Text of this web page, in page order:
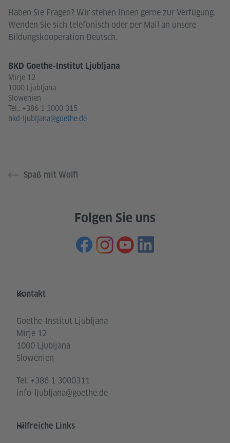
Haben Sie Fragen? Wir stehen Ihnen gerne zur Verfügung.
Wenden Sie sich telefonisch oder per Mail an unsere
Bildungskooperation Deutsch.
BKD Goethe-Institut Ljubljana
Mirje 12
1000 Ljubljana
Slowenien
Tel.: +386 1 3000 315
bkd-ljubljana@goethe.de
Spaß mit Wolfi
Folgen Sie uns
Service- und Informationsbereich
Kontakt
Goethe-Institut Ljubljana
Mirje 12
1000 Ljubljana
Slowenien
Tel. +386 1 3000311
info-ljubljana@goethe.de
Hilfreiche Links